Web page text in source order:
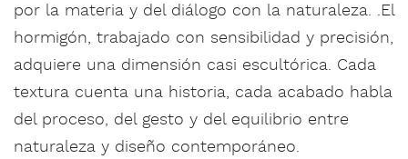
por la materia y del diálogo con la naturaleza. .El
hormigón, trabajado con sensibilidad y precisión,
adquiere una dimensión casi escultórica. Cada
textura cuenta una historia, cada acabado habla
del proceso, del gesto y del equilibrio entre
naturaleza y diseño contemporáneo.